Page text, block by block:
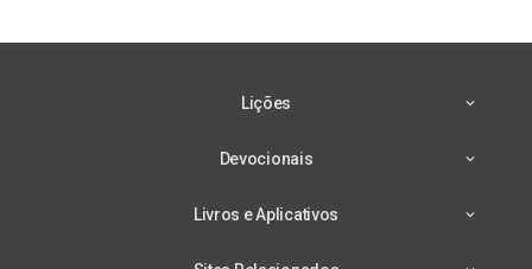
Lições
Devocionais
Livros e Aplicativos